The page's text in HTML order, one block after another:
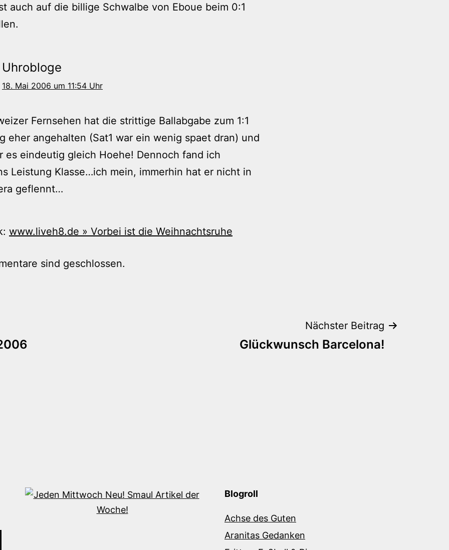
auch auf die billige Schwalbe von Eboue beim 0:1
Uhrobloge
18. Mai 2006 um 11:54 Uhr
Fernsehen hat die strittige Ballabgabe zum 1:1
eher angehalten (Sat1 war ein wenig spaet dran) und
es eindeutig gleich Hoehe! Dennoch fand ich
Leistung Klasse…ich mein, immerhin hat er nicht in
geflennt…
www.liveh8.de » Vorbei ist die Weihnachtsruhe
sind geschlossen.
Nächster Beitrag
Glückwunsch Barcelona!
Blogroll
Achse des Guten
Aranitas Gedanken